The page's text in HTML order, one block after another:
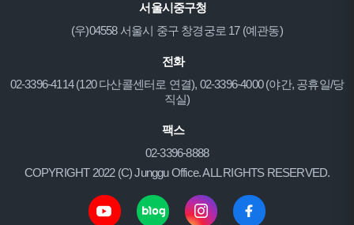
서울시중구청
(우)04558 서울시 중구 창경궁로 17 (예관동)
전화
02-3396-4114 (120 다산콜센터로 연결), 02-3396-4000 (야간, 공휴일/당
직실)
팩스
02-3396-8888
COPYRIGHT 2022 (C) Junggu Office. ALL RIGHTS RESERVED.